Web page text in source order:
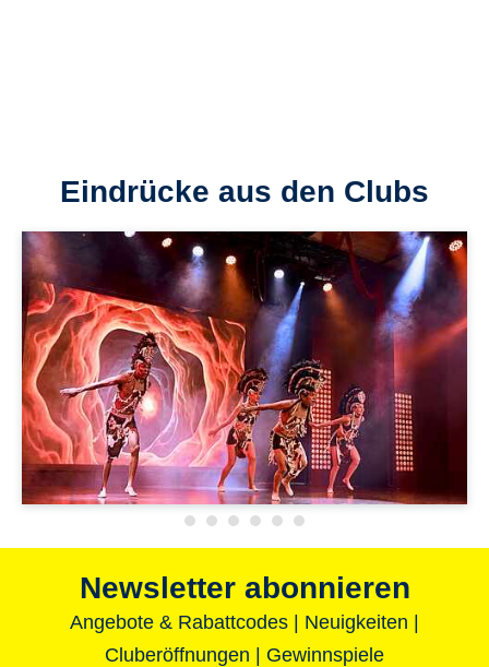
Eindrücke aus den Clubs
Newsletter abonnieren
Angebote & Rabattcodes | Neuigkeiten |
Cluberöffnungen | Gewinnspiele